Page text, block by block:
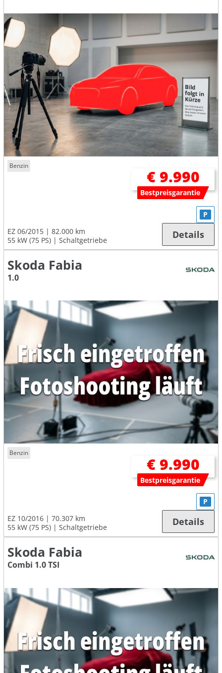
Benzin
€ 9.990
Bestpreisgarantie
EZ 06/2015
82.000 km
55 kW (75 PS)
Schaltgetriebe
P
Details
Skoda Fabia
1.0
Benzin
€ 9.990
Bestpreisgarantie
EZ 10/2016
70.307 km
55 kW (75 PS)
Schaltgetriebe
P
Details
Skoda Fabia
Combi 1.0 TSI